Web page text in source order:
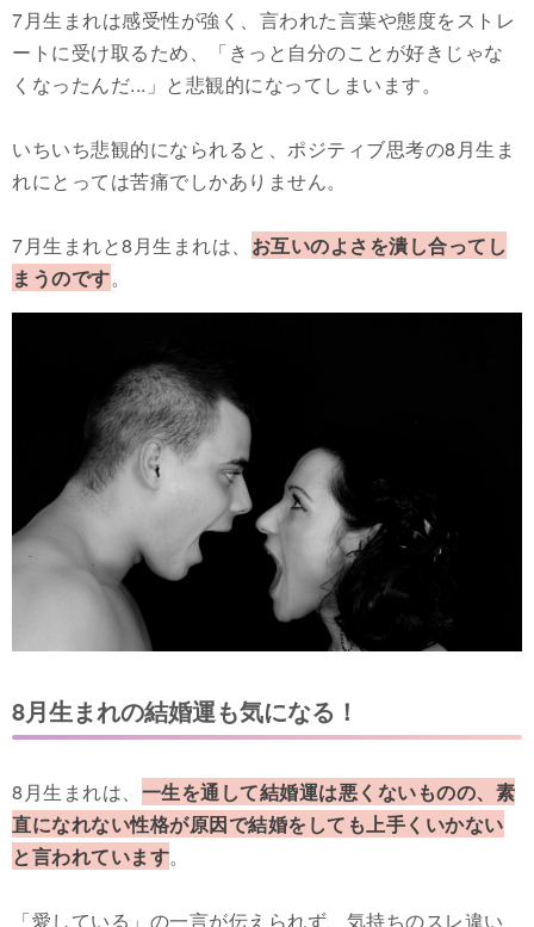
7月生まれは感受性が強く、言われた言葉や態度をストレ
ートに受け取るため、「きっと自分のことが好きじゃな
くなったんだ...」と悲観的になってしまいます。
いちいち悲観的になられると、ポジティブ思考の8月生ま
れにとっては苦痛でしかありません。
7月生まれと8月生まれは、 お互いのよさを潰し合ってし
まうのです。
8月生まれの結婚運も気になる！
8月生まれは、 一生を通して結婚運は悪くないものの、素
直になれない性格が原因で結婚をしても上手くいかない
と言われています。
「愛している」の一言が伝えられず、気持ちのスレ違い